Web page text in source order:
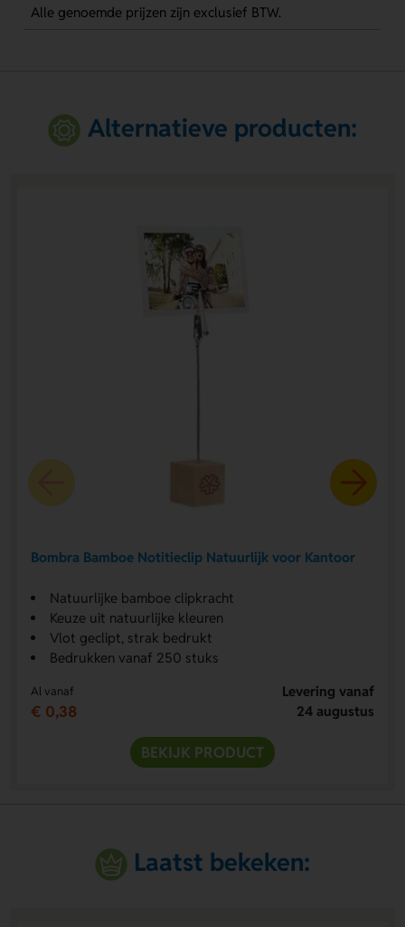
Alle genoemde prijzen zijn exclusief BTW.
Alternatieve producten:
Bombra Bamboe Notitieclip Natuurlijk voor Kantoor
Natuurlijke bamboe clipkracht
Keuze uit natuurlijke kleuren
Vlot geclipt, strak bedrukt
Bedrukken vanaf 250 stuks
Al vanaf
€ 0,38
Levering vanaf
24 augustus
BEKIJK PRODUCT
Laatst bekeken: